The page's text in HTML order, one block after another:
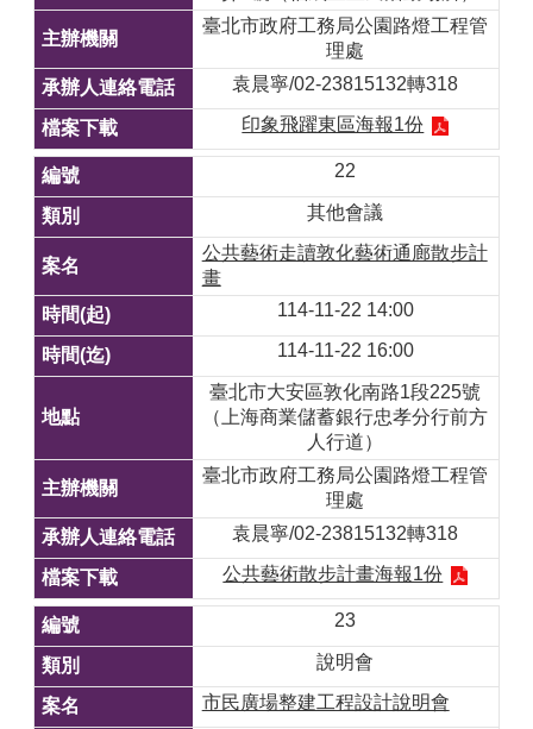
臺北市政府工務局公園路燈工程管
理處
袁晨寧/02-23815132轉318
印象飛躍東區海報1份
22
其他會議
公共藝術走讀敦化藝術通廊散步計
畫
114-11-22 14:00
114-11-22 16:00
臺北市大安區敦化南路1段225號
（上海商業儲蓄銀行忠孝分行前方
人行道）
臺北市政府工務局公園路燈工程管
理處
袁晨寧/02-23815132轉318
公共藝術散步計畫海報1份
23
說明會
市民廣場整建工程設計說明會